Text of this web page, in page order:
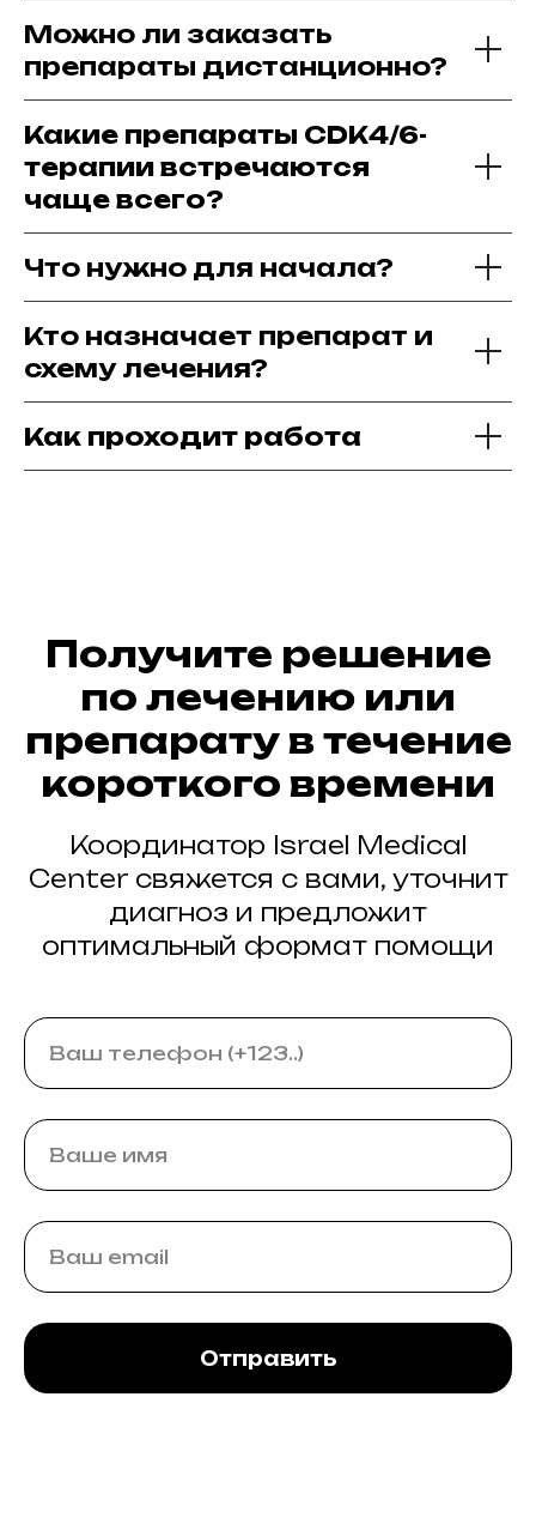
Можно ли заказать
препараты дистанционно?
Какие препараты CDK4/6-
терапии встречаются
чаще всего?
Что нужно для начала?
Кто назначает препарат и
схему лечения?
Как проходит работа
Получите решение
по лечению или
препарату в течение
короткого времени
Координатор Israel Medical
Center свяжется с вами, уточнит
диагноз и предложит
оптимальный формат помощи
Отправить